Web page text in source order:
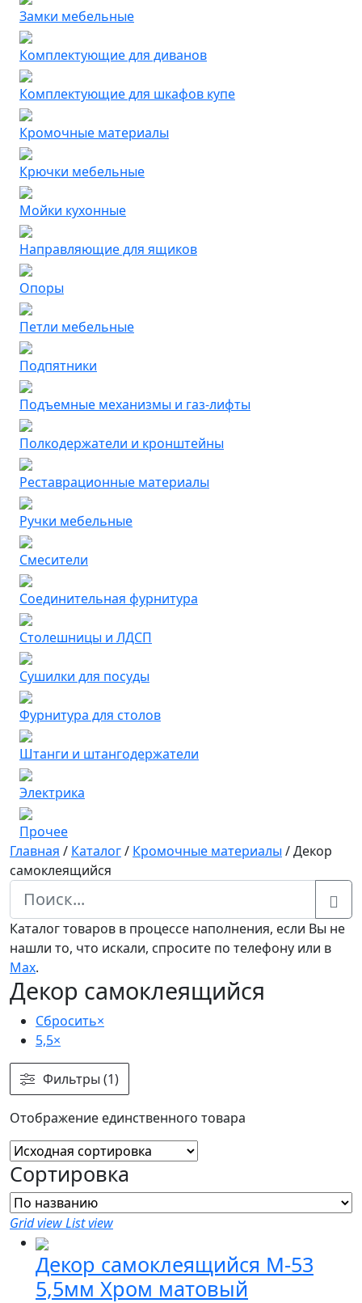
Замки мебельные
Комплектующие для диванов
Комплектующие для шкафов купе
Кромочные материалы
Крючки мебельные
Мойки кухонные
Направляющие для ящиков
Опоры
Петли мебельные
Подпятники
Подъемные механизмы и газ-лифты
Полкодержатели и кронштейны
Реставрационные материалы
Ручки мебельные
Смесители
Соединительная фурнитура
Столешницы и ЛДСП
Сушилки для посуды
Фурнитура для столов
Штанги и штангодержатели
Электрика
Прочее
Главная / Каталог/ Кромочные материалы /Декор
самоклеящийся
Каталог товаров в процессе наполнения, если Вы не
нашли то, что искали, спросите по телефону или в
Мах.
Декор самоклеящийся
Сбросить×
5,5×
Фильтры (1)
Отображение единственного товара
Сортировка
Grid viewList view
Декор самоклеящийся M-53
5,5мм Хром матовый